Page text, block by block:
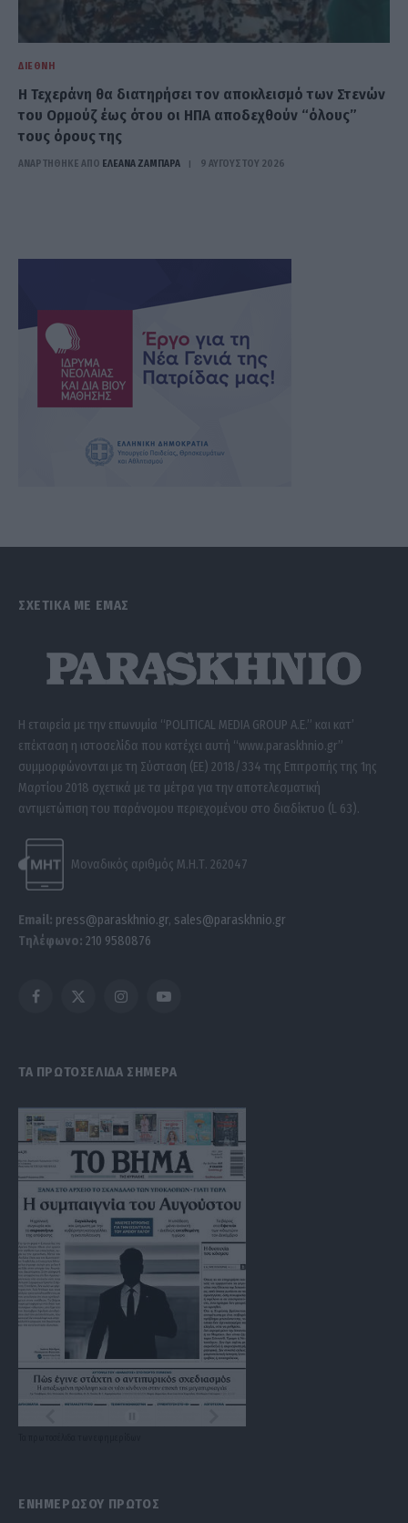
ΔΙΕΘΝΉ
Η Τεχεράνη θα διατηρήσει τον αποκλεισμό των Στενών
του Ορμούζ έως ότου οι ΗΠΑ αποδεχθούν “όλους”
τους όρους της
ΑΝΑΡΤΗΘΗΚΕ ΑΠΟ ΕΛΕΑΝΑ ΖΑΜΠΑΡΑ 9 ΑΥΓΟΎΣΤΟΥ 2026
ΣΧΕΤΙΚΑ ΜΕ ΕΜΑΣ
Η εταιρεία με την επωνυμία “POLITICAL MEDIA GROUP A.E.” και κατ’
επέκταση η ιστοσελίδα που κατέχει αυτή “www.paraskhnio.gr”
συμμορφώνονται με τη Σύσταση (ΕΕ) 2018/334 της Επιτροπής της 1ης
Μαρτίου 2018 σχετικά με τα μέτρα για την αποτελεσματική
αντιμετώπιση του παράνομου περιεχομένου στο διαδίκτυο (L 63).
Μοναδικός αριθμός Μ.Η.Τ. 262047
Email: press@paraskhnio.gr, sales@paraskhnio.gr
Τηλέφωνο: 210 9580876
Facebook
X
InstagramYouTube
ΤΑ ΠΡΩΤΟΣΕΛΙΔΑ ΣΗΜΕΡΑ
ΕΝΗΜΕΡΩΣΟΥ ΠΡΩΤΟΣ